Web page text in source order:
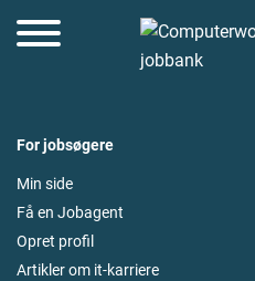
For jobsøgere
Min side
Få en Jobagent
Opret profil
Artikler om it-karriere